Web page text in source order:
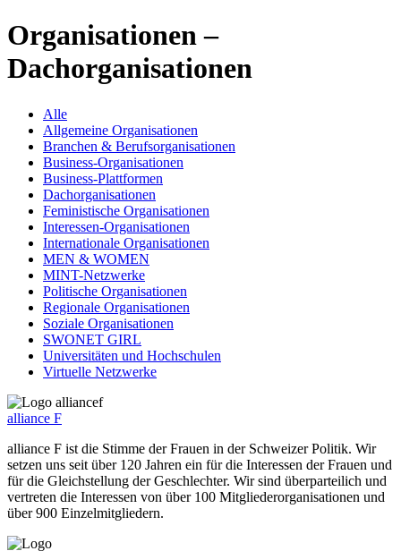
Organisationen –
Dachorganisationen
Alle
Allgemeine Organisationen
Branchen & Berufsorganisationen
Business-Organisationen
Business-Plattformen
Dachorganisationen
Feministische Organisationen
Interessen-Organisationen
Internationale Organisationen
MEN & WOMEN
MINT-Netzwerke
Politische Organisationen
Regionale Organisationen
Soziale Organisationen
SWONET GIRL
Universitäten und Hochschulen
Virtuelle Netzwerke
alliance F
alliance F ist die Stimme der Frauen in der Schweizer Politik. Wir
setzen uns seit über 120 Jahren ein für die Interessen der Frauen und
für die Gleichstellung der Geschlechter. Wir sind überparteilich und
vertreten die Interessen von über 100 Mitgliederorganisationen und
über 900 Einzelmitgliedern.